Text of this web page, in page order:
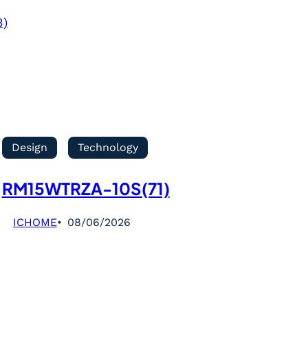
Design Technology
RM15WTRZA-10S(71)
ICHOME 08/06/2026